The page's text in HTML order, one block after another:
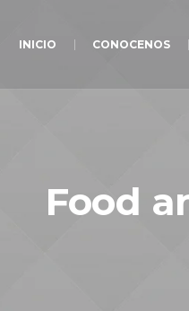
INICIO CONOCENOS
Food